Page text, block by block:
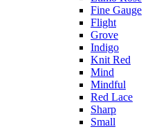
Fine Gauge
Flight
Grove
Indigo
Knit Red
Mind
Mindful
Red Lace
Sharp
Small